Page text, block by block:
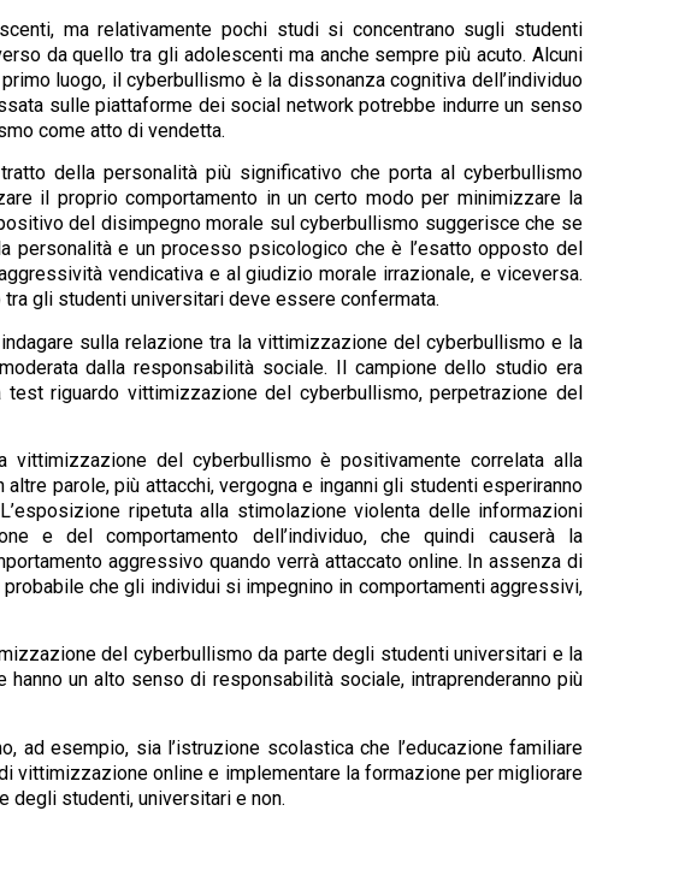
ma relativamente pochi studi si concentrano sugli studenti
da quello tra gli adolescenti ma anche sempre più acuto. Alcuni
luogo, il cyberbullismo è la dissonanza cognitiva dell’individuo
sulle piattaforme dei social network potrebbe indurre un senso
come atto di vendetta.
della personalità più significativo che porta al cyberbullismo
il proprio comportamento in un certo modo per minimizzare la
del disimpegno morale sul cyberbullismo suggerisce che se
e un processo psicologico che è l’esatto opposto del
vendicativa e al giudizio morale irrazionale, e viceversa.
gli studenti universitari deve essere confermata.
sulla relazione tra la vittimizzazione del cyberbullismo e la
dalla responsabilità sociale. Il campione dello studio era
riguardo vittimizzazione del cyberbullismo, perpetrazione del
del cyberbullismo è positivamente correlata alla
parole, più attacchi, vergogna e inganni gli studenti esperiranno
ripetuta alla stimolazione violenta delle informazioni
e del comportamento dell’individuo, che quindi causerà la
aggressivo quando verrà attaccato online. In assenza di
che gli individui si impegnino in comportamenti aggressivi,
del cyberbullismo da parte degli studenti universitari e la
un alto senso di responsabilità sociale, intraprenderanno più
ad esempio, sia l’istruzione scolastica che l’educazione familiare
vittimizzazione online e implementare la formazione per migliorare
degli studenti, universitari e non.